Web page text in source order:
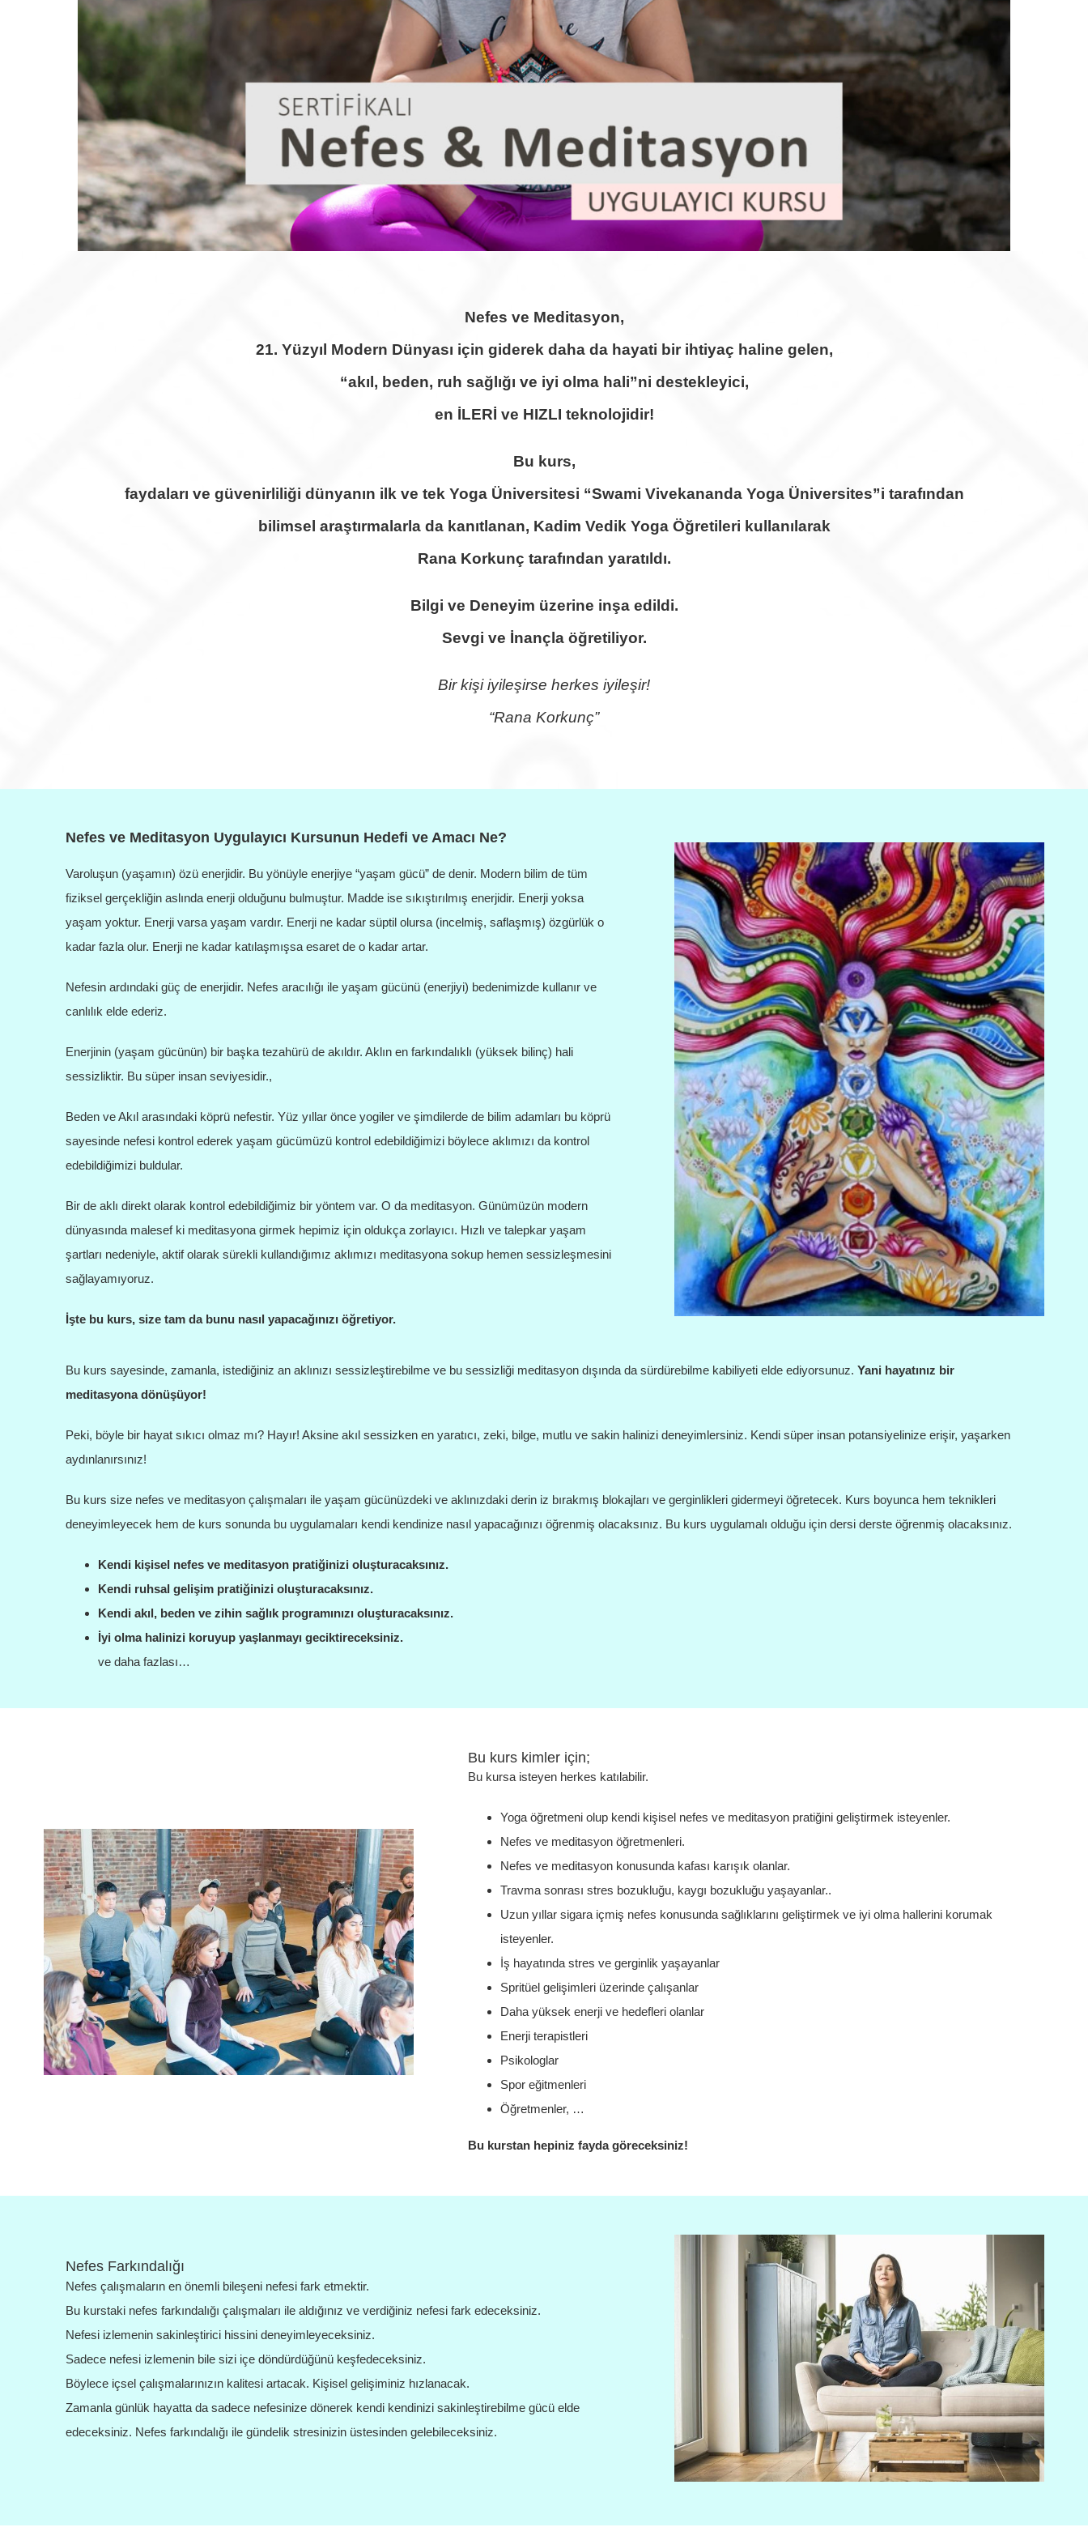
Nefes ve Meditasyon,
21. Yüzyıl Modern Dünyası için giderek daha da hayati bir ihtiyaç haline gelen,
“akıl, beden, ruh sağlığı ve iyi olma hali”ni destekleyici,
en İLERİ ve HIZLI teknolojidir!
Bu kurs,
faydaları ve güvenirliliği dünyanın ilk ve tek Yoga Üniversitesi “Swami Vivekananda Yoga Üniversites”i tarafından
bilimsel araştırmalarla da kanıtlanan, Kadim Vedik Yoga Öğretileri kullanılarak
Rana Korkunç tarafından yaratıldı.
Bilgi ve Deneyim üzerine inşa edildi.
Sevgi ve İnançla öğretiliyor.
Bir kişi iyileşirse herkes iyileşir!
“Rana Korkunç”
Nefes ve Meditasyon Uygulayıcı Kursunun Hedefi ve Amacı Ne?
Varoluşun (yaşamın) özü enerjidir. Bu yönüyle enerjiye “yaşam gücü” de denir. Modern bilim de tüm
fiziksel gerçekliğin aslında enerji olduğunu bulmuştur. Madde ise sıkıştırılmış enerjidir. Enerji yoksa
yaşam yoktur. Enerji varsa yaşam vardır. Enerji ne kadar süptil olursa (incelmiş, saflaşmış) özgürlük o
kadar fazla olur. Enerji ne kadar katılaşmışsa esaret de o kadar artar.
Nefesin ardındaki güç de enerjidir. Nefes aracılığı ile yaşam gücünü (enerjiyi) bedenimizde kullanır ve
canlılık elde ederiz.
Enerjinin (yaşam gücünün) bir başka tezahürü de akıldır. Aklın en farkındalıklı (yüksek bilinç) hali
sessizliktir. Bu süper insan seviyesidir.,
Beden ve Akıl arasındaki köprü nefestir. Yüz yıllar önce yogiler ve şimdilerde de bilim adamları bu köprü
sayesinde nefesi kontrol ederek yaşam gücümüzü kontrol edebildiğimizi böylece aklımızı da kontrol
edebildiğimizi buldular.
Bir de aklı direkt olarak kontrol edebildiğimiz bir yöntem var. O da meditasyon. Günümüzün modern
dünyasında malesef ki meditasyona girmek hepimiz için oldukça zorlayıcı. Hızlı ve talepkar yaşam
şartları nedeniyle, aktif olarak sürekli kullandığımız aklımızı meditasyona sokup hemen sessizleşmesini
sağlayamıyoruz.
İşte bu kurs, size tam da bunu nasıl yapacağınızı öğretiyor.
Bu kurs sayesinde, zamanla, istediğiniz an aklınızı sessizleştirebilme ve bu sessizliği meditasyon dışında da sürdürebilme kabiliyeti elde ediyorsunuz. Yani hayatınız bir
meditasyona dönüşüyor!
Peki, böyle bir hayat sıkıcı olmaz mı? Hayır! Aksine akıl sessizken en yaratıcı, zeki, bilge, mutlu ve sakin halinizi deneyimlersiniz. Kendi süper insan potansiyelinize erişir, yaşarken
aydınlanırsınız!
Bu kurs size nefes ve meditasyon çalışmaları ile yaşam gücünüzdeki ve aklınızdaki derin iz bırakmış blokajları ve gerginlikleri gidermeyi öğretecek. Kurs boyunca hem teknikleri
deneyimleyecek hem de kurs sonunda bu uygulamaları kendi kendinize nasıl yapacağınızı öğrenmiş olacaksınız. Bu kurs uygulamalı olduğu için dersi derste öğrenmiş olacaksınız.
Kendi kişisel nefes ve meditasyon pratiğinizi oluşturacaksınız.
Kendi ruhsal gelişim pratiğinizi oluşturacaksınız.
Kendi akıl, beden ve zihin sağlık programınızı oluşturacaksınız.
İyi olma halinizi koruyup yaşlanmayı geciktireceksiniz.
ve daha fazlası…
Bu kurs kimler için;
Bu kursa isteyen herkes katılabilir.
Yoga öğretmeni olup kendi kişisel nefes ve meditasyon pratiğini geliştirmek isteyenler.
Nefes ve meditasyon öğretmenleri.
Nefes ve meditasyon konusunda kafası karışık olanlar.
Travma sonrası stres bozukluğu, kaygı bozukluğu yaşayanlar..
Uzun yıllar sigara içmiş nefes konusunda sağlıklarını geliştirmek ve iyi olma hallerini korumak
isteyenler.
İş hayatında stres ve gerginlik yaşayanlar
Spritüel gelişimleri üzerinde çalışanlar
Daha yüksek enerji ve hedefleri olanlar
Enerji terapistleri
Psikologlar
Spor eğitmenleri
Öğretmenler, …
Bu kurstan hepiniz fayda göreceksiniz!
Nefes Farkındalığı
Nefes çalışmaların en önemli bileşeni nefesi fark etmektir.
Bu kurstaki nefes farkındalığı çalışmaları ile aldığınız ve verdiğiniz nefesi fark edeceksiniz.
Nefesi izlemenin sakinleştirici hissini deneyimleyeceksiniz.
Sadece nefesi izlemenin bile sizi içe döndürdüğünü keşfedeceksiniz.
Böylece içsel çalışmalarınızın kalitesi artacak. Kişisel gelişiminiz hızlanacak.
Zamanla günlük hayatta da sadece nefesinize dönerek kendi kendinizi sakinleştirebilme gücü elde
edeceksiniz. Nefes farkındalığı ile gündelik stresinizin üstesinden gelebileceksiniz.